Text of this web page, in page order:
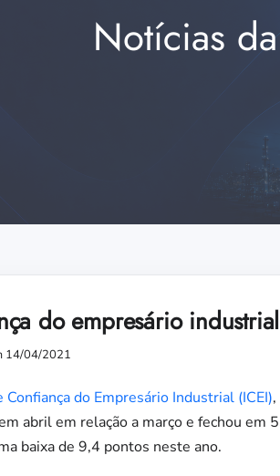
Notícias
do empresário
14/04/2021
Confiança do Empresário Industrial (ICEI)
abril em relação a março e fechou em
baixa de 9,4 pontos neste ano.